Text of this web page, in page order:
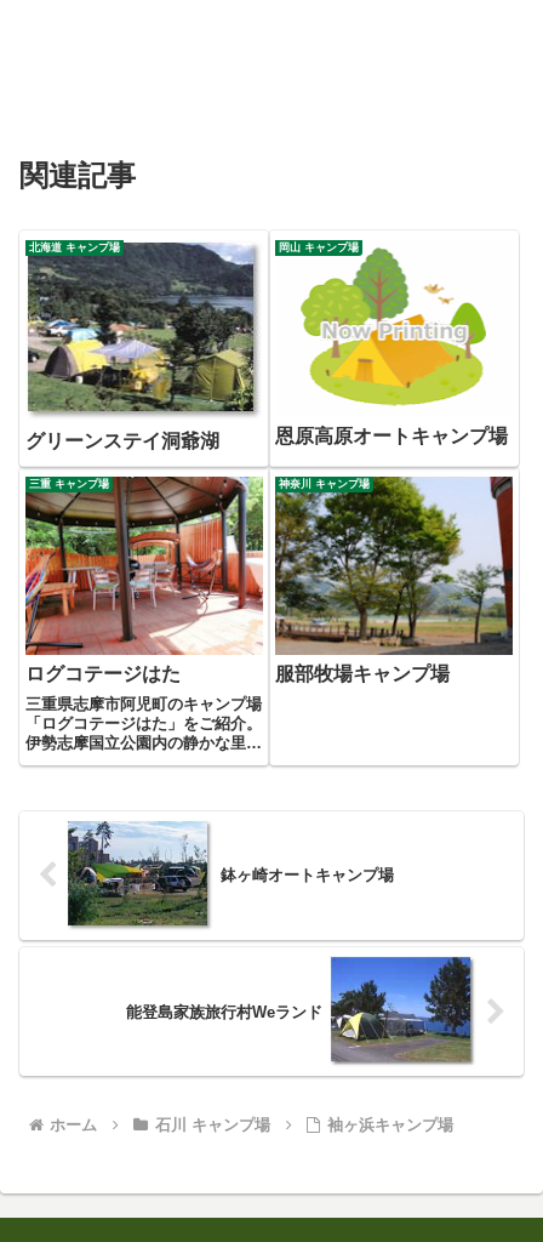
関連記事
北海道 キャンプ場
グリーンステイ洞爺湖
岡山 キャンプ場
恩原高原オートキャンプ場
三重 キャンプ場
ログコテージはた
三重県志摩市阿児町のキャンプ場
「ログコテージはた」をご紹介。
伊勢志摩国立公園内の静かな里山
と英虞湾に面したキャンプ場。カ
神奈川 キャンプ場
服部牧場キャンプ場
鉢ヶ崎オートキャンプ場
能登島家族旅行村Weランド
ホーム 石川 キャンプ場 袖ヶ浜キャンプ場